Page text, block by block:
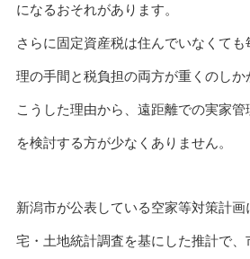
になるおそれがあります。
さらに固定資産税は住んでいなくて
理の手間と税負担の両方が重くのしか
こうした理由から、遠距離での実家
を検討する方が少なくありません。
新潟市が公表している空家等対策計
宅・土地統計調査を基にした推計で